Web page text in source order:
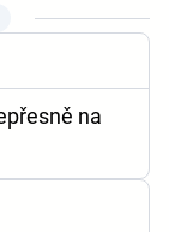
na